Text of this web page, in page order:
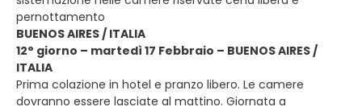
pernottamento
BUENOS AIRES / ITALIA
12° giorno – martedì 17 Febbraio – BUENOS AIRES /
ITALIA
Prima colazione in hotel e pranzo libero. Le camere
dovranno essere lasciate al mattino. Giornata a